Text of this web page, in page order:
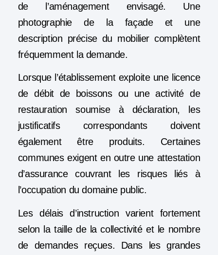
de l’aménagement envisagé. Une
photographie de la façade et une
description précise du mobilier complètent
fréquemment la demande.
Lorsque l’établissement exploite une licence
de débit de boissons ou une activité de
restauration soumise à déclaration, les
justificatifs correspondants doivent
également être produits. Certaines
communes exigent en outre une attestation
d’assurance couvrant les risques liés à
l’occupation du domaine public.
Les délais d’instruction varient fortement
selon la taille de la collectivité et le nombre
de demandes reçues. Dans les grandes